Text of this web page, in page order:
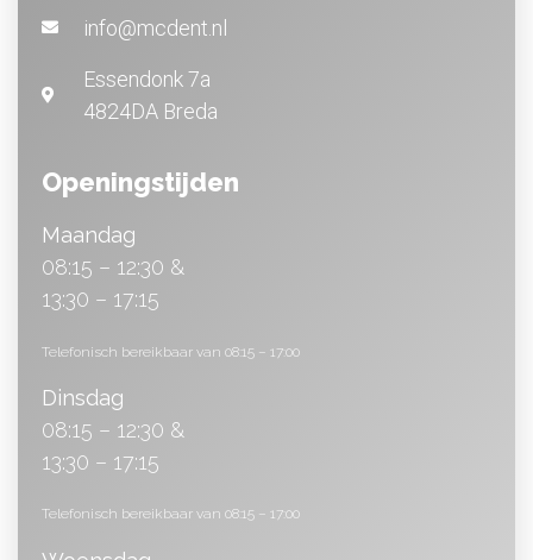
info@mcdent.nl
Essendonk 7a
4824DA Breda
Openingstijden
Maandag
08:15 – 12:30 &
13:30 – 17:15
Telefonisch bereikbaar van 08:15 – 17:00
Dinsdag
08:15 – 12:30 &
13:30 – 17:15
Telefonisch bereikbaar van 08:15 – 17:00